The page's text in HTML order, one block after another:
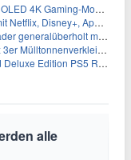
Gaming-Monitor für 549€
RTL+ für 30€/Monat (effektiv 20,83€/Monat)
mit Eingabestift für 197,99€
aus Metall für 577,15€
PS5 Rollenspiel für 13,76€
alle